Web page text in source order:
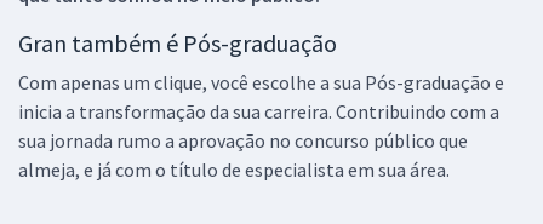
Gran também é Pós-graduação
Com apenas um clique, você escolhe a sua Pós-graduação e
inicia a transformação da sua carreira. Contribuindo com a
sua jornada rumo a aprovação no concurso público que
almeja, e já com o título de especialista em sua área.